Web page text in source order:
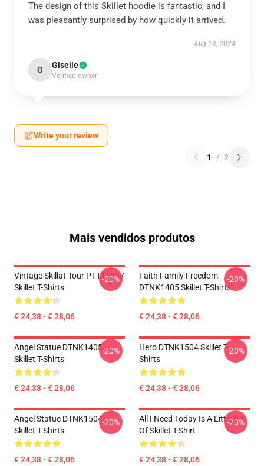
The design of this Skillet hoodie is fantastic, and I
was pleasantly surprised by how quickly it arrived.
Aug 13, 2024
G Giselle
Verified owner
Write your review
1 / 2
Mais vendidos produtos
Vintage Skillat Tour PTTT1607
Skillet T-Shirts
€ 24,38 - € 28,06
-20%
Faith Family Freedom
DTNK1405 Skillet T-Shirts
€ 24,38 - € 28,06
-20%
Angel Statue DTNK1405
Skillet T-Shirts
€ 24,38 - € 28,06
-20%
Hero DTNK1504 Skillet T-
Shirts
€ 24,38 - € 28,06
-20%
Angel Statue DTNK1504
Skillet T-Shirts
€ 24,38 - € 28,06
-20%
All I Need Today Is A Little Bit
Of Skillet T-Shirt
€ 24,38 - € 28,06
-20%